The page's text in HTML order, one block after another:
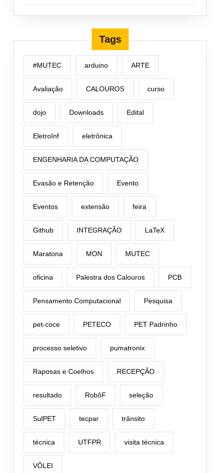
Tags
#MUTEC arduino ARTE
Avaliação CALOUROS curso
dojo Downloads Edital
EletroInf eletrônica
ENGENHARIA DA COMPUTAÇÃO
Evasão e Retenção Evento
Eventos extensão feira
Github INTEGRAÇÃO LaTeX
Maratona MON MUTEC
oficina Palestra dos Calouros PCB
Pensamento Computacional Pesquisa
pet-coce PETECO PET Padrinho
processo seletivo pumatronix
Raposas e Coelhos RECEPÇÃO
resultado RobôF seleção
SulPET tecpar trânsito
técnica UTFPR visita técnica
VÔLEI